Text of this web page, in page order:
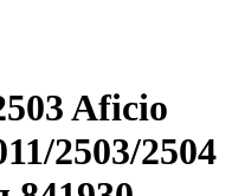
Aficio
2503/2504